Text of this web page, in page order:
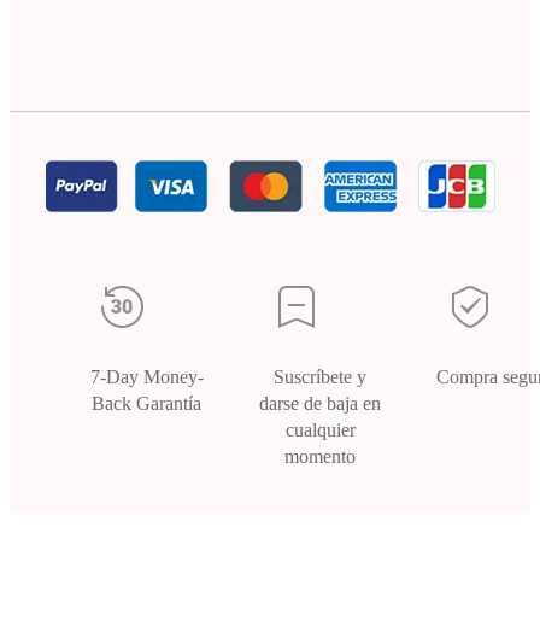
7-Day Money-
Back Garantía
Suscríbete y
darse de baja en
cualquier
momento
Compra